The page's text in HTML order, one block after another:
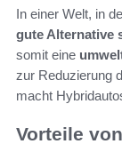
In einer Welt, in
gute Alternative
somit eine
zur Reduzierung
macht
Vorteile